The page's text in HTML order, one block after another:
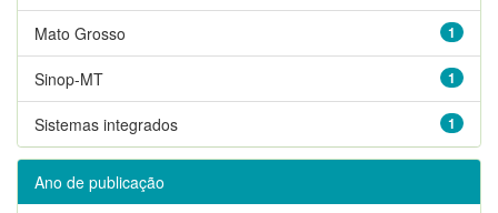
1
Mato Grosso
1
Sinop-MT
1
Sistemas integrados
Ano de publicação